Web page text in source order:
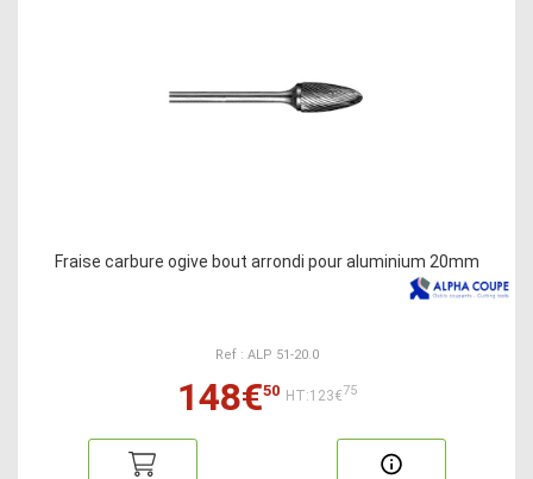
Fraise carbure ogive bout arrondi pour aluminium 20mm
Ref : ALP 51-20.0
148€50 HT:123€75